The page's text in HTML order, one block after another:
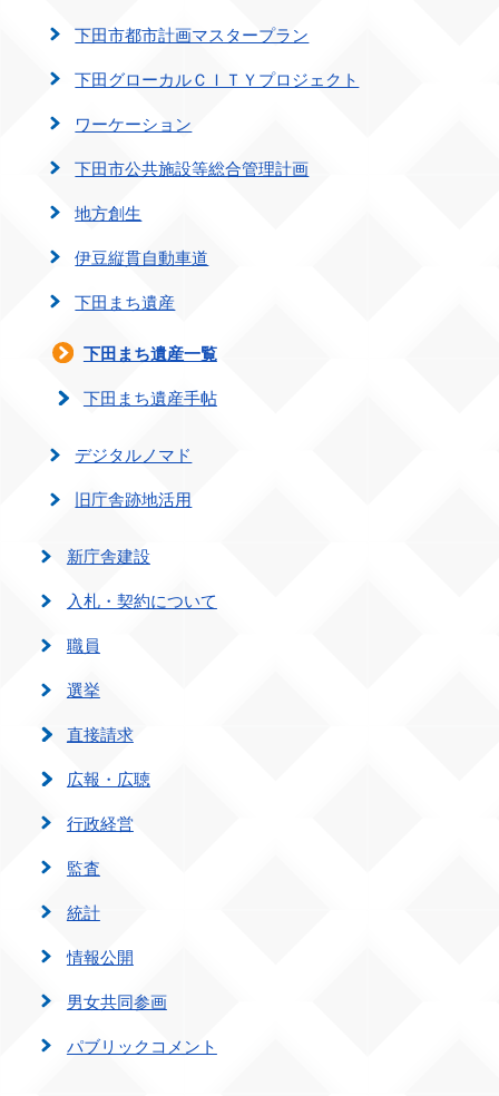
下田市都市計画マスタープラン
下田グローカルＣＩＴＹプロジェクト
ワーケーション
下田市公共施設等総合管理計画
地方創生
伊豆縦貫自動車道
下田まち遺産
下田まち遺産一覧
下田まち遺産手帖
デジタルノマド
旧庁舎跡地活用
新庁舎建設
入札・契約について
職員
選挙
直接請求
広報・広聴
行政経営
監査
統計
情報公開
男女共同参画
パブリックコメント